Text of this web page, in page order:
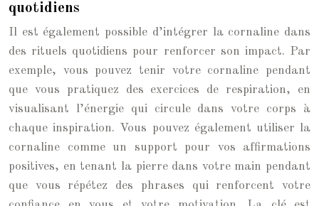
quotidiens
Il est également possible d’intégrer la cornaline dans
des rituels quotidiens pour renforcer son impact. Par
exemple, vous pouvez tenir votre cornaline pendant
que vous pratiquez des exercices de respiration, en
visualisant l’énergie qui circule dans votre corps à
chaque inspiration. Vous pouvez également utiliser la
cornaline comme un support pour vos affirmations
positives, en tenant la pierre dans votre main pendant
que vous répétez des phrases qui renforcent votre